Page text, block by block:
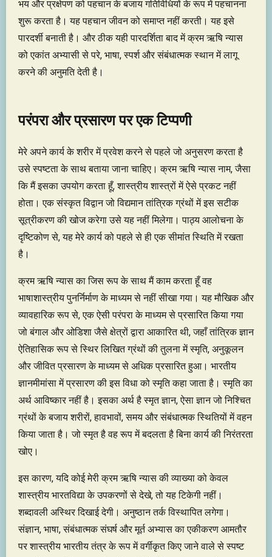
भय और प्रक्षेपण को पहचान के बजाय गतिविधियों के रूप में पहचानना
शुरू करता है। यह पहचान जीवन को समाप्त नहीं करती। यह इसे
पारदर्शी बनाती है। और ठीक यही पारदर्शिता बाद में क्रम ऋषि न्यास
को एकांत अभ्यासी से परे, भाषा, स्पर्श और संबंधात्मक स्थान में लागू
करने की अनुमति देती है।
परंपरा और प्रसारण पर एक टिप्पणी
मेरे अपने कार्य के शरीर में प्रवेश करने से पहले जो अनुसरण करता है
उसे स्पष्टता के साथ बताया जाना चाहिए। क्रम ऋषि न्यास नाम, जैसा
कि मैं इसका उपयोग करता हूँ, शास्त्रीय शास्त्रों में ऐसे प्रकट नहीं
होता। एक संस्कृत विद्वान जो विद्यमान तांत्रिक ग्रंथों में इस सटीक
सूत्रीकरण की खोज करेगा उसे यह नहीं मिलेगा। पाठ्य आलोचना के
दृष्टिकोण से, यह मेरे कार्य को पहले से ही एक सीमांत स्थिति में रखता
है।
क्रम ऋषि न्यास का जिस रूप के साथ मैं काम करता हूँ वह
भाषाशास्त्रीय पुनर्निर्माण के माध्यम से नहीं सीखा गया। यह मौखिक और
व्यावहारिक रूप से, एक ऐसी परंपरा के माध्यम से प्रसारित किया गया
जो बंगाल और ओडिशा जैसे क्षेत्रों द्वारा आकारित थी, जहाँ तांत्रिक ज्ञान
ऐतिहासिक रूप से स्थिर लिखित ग्रंथों की तुलना में स्मृति, अनुकूलन
और जीवित प्रसारण के माध्यम से अधिक प्रसारित हुआ। भारतीय
ज्ञानमीमांसा में प्रसारण की इस विधा को स्मृति कहा जाता है। स्मृति का
अर्थ आविष्कार नहीं है। इसका अर्थ है स्मृत ज्ञान, ऐसा ज्ञान जो निश्चित
ग्रंथों के बजाय शरीरों, हावभावों, समय और संबंधात्मक स्थितियों में वहन
किया जाता है। जो स्मृत है वह रूप में बदलता है बिना कार्य की निरंतरता
खोए।
इस कारण, यदि कोई मेरी क्रम ऋषि न्यास की व्याख्या को केवल
शास्त्रीय भारतविद्या के उपकरणों से देखे, तो यह टिकेगी नहीं।
शब्दावली अस्थिर दिखाई देगी। अनुष्ठान तर्क विस्थापित लगेगा।
संज्ञान, भाषा, संबंधात्मक संघर्ष और मूर्त अभ्यास का एकीकरण आमतौर
पर शास्त्रीय भारतीय तंत्र के रूप में वर्गीकृत किए जाने वाले से स्पष्ट